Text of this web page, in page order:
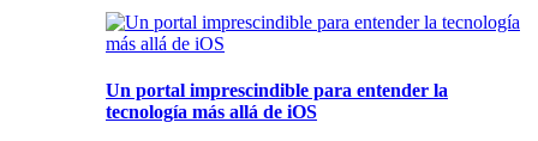
Un portal imprescindible para entender la
tecnología más allá de iOS